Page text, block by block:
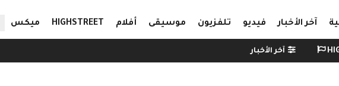
آخر الأخبار فيديو تلفزيون موسيقى أفلام HIGHSTREET ميكس
آخر الأخبار